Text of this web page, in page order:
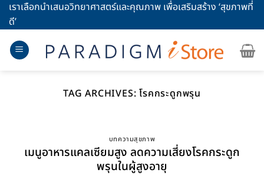
Skipเราเลือกนำเสนอวิทยาศาสตร์และคุณภาพ เพื่อเสริมสร้าง ‘สุขภาพที่
ดี’
TAG ARCHIVES:โรคกระดูกพรุน
บทความสุขภาพ
เมนูอาหารแคลเซียมสูง ลดความเสี่ยงโรคกระดูก
พรุนในผู้สูงอายุ